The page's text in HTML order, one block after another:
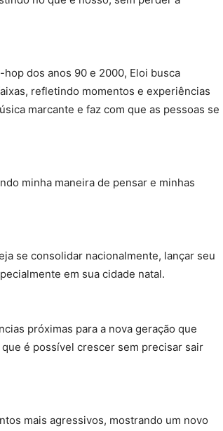
dos anos 90 e 2000, Eloi busca
refletindo momentos e experiências
marcante e faz com que as pessoas se
minha maneira de pensar e minhas
se consolidar nacionalmente, lançar seu
em sua cidade natal.
próximas para a nova geração que
é possível crescer sem precisar sair
mais agressivos, mostrando um novo